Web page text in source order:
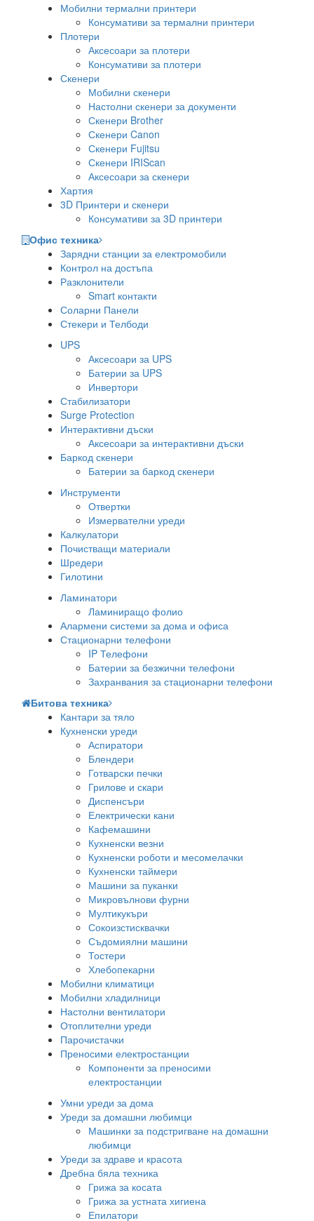
Мобилни термални принтери
Консумативи за термални принтери
Плотери
Аксесоари за плотери
Консумативи за плотери
Скенери
Мобилни скенери
Настолни скенери за документи
Скенери Brother
Скенери Canon
Скенери Fujitsu
Скенери IRIScan
Аксесоари за скенери
Хартия
3D Принтери и скенери
Консумативи за 3D принтери
Офис техника
Зарядни станции за електромобили
Контрол на достъпа
Разклонители
Smart контакти
Соларни Панели
Стекери и Телбоди
UPS
Аксесоари за UPS
Батерии за UPS
Инвертори
Стабилизатори
Surge Protection
Интерактивни дъски
Аксесоари за интерактивни дъски
Баркод скенери
Батерии за баркод скенери
Инструменти
Отвертки
Измервателни уреди
Калкулатори
Почистващи материали
Шредери
Гилотини
Ламинатори
Ламиниращо фолио
Алармени системи за дома и офиса
Стационарни телефони
IP Телефони
Батерии за безжични телефони
Захранвания за стационарни телефони
Битова техника
Кантари за тяло
Кухненски уреди
Аспиратори
Блендери
Готварски печки
Грилове и скари
Диспенсъри
Електрически кани
Кафемашини
Кухненски везни
Кухненски роботи и месомелачки
Кухненски таймери
Машини за пуканки
Микровълнови фурни
Мултикукъри
Сокоизстисквачки
Съдомиялни машини
Тостери
Хлебопекарни
Мобилни климатици
Мобилни хладилници
Настолни вентилатори
Отоплителни уреди
Парочистачки
Преносими електростанции
Компоненти за преносими
електростанции
Умни уреди за дома
Уреди за домашни любимци
Машинки за подстригване на домашни
любимци
Уреди за здраве и красота
Дребна бяла техника
Грижа за косата
Грижа за устната хигиена
Епилатори